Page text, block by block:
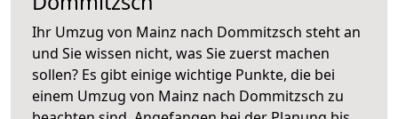
Ihr Umzug von Mainz nach Dommitzsch steht an
und Sie wissen nicht, was Sie zuerst machen
sollen? Es gibt einige wichtige Punkte, die bei
einem Umzug von Mainz nach Dommitzsch zu